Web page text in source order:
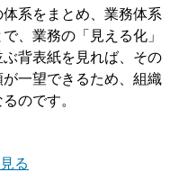
系をまとめ、業務体系
、業務の「見える化」
背表紙を見れば、その
一望できるため、組織
のです。
る